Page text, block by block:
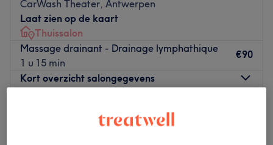
CarWash Theater, Antwerpen
Laat zien op de kaart
Thuissalon
Massage drainant - Drainage lymphathique
1 u 15 min
€90
Kort overzicht salongegevens